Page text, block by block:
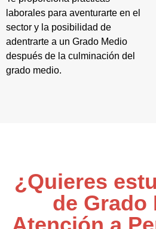
laborales para aventurarte en el
sector y la posibilidad de
adentrarte a un Grado Medio
después de la culminación del
grado medio.
¿Quieres
de Grado